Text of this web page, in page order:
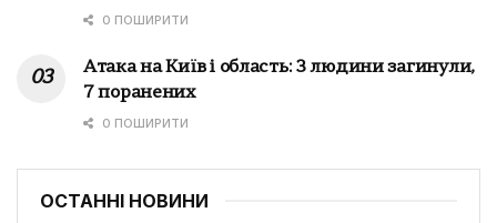
0 ПОШИРИТИ
Атака на Київ і область: 3 людини загинули,
7 поранених
0 ПОШИРИТИ
ОСТАННІ НОВИНИ